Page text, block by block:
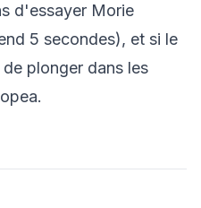
d'essayer Morie
5 secondes), et si le
plonger dans les